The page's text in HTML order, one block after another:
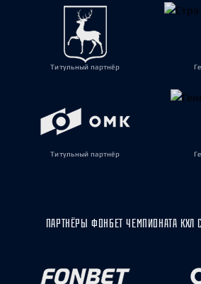
Титульный партнёр
Титульный партнёр
ПАРТНЁРЫ ФОНБЕТ ЧЕМПИОНАТА КХЛ